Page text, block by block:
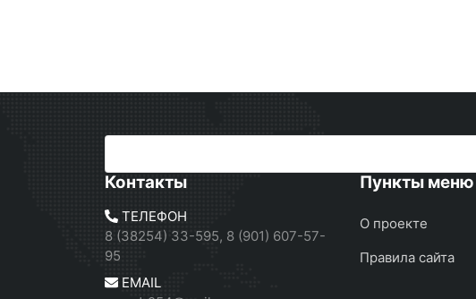
Контакты
ТЕЛЕФОН
8 (38254) 33-595, 8 (901) 607-57-
95
EMAIL
Пункты меню
О проекте
Правила сайта